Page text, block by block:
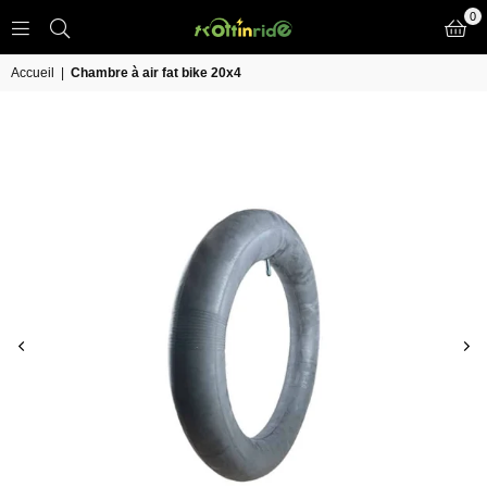
0
Accueil Chambre à air fat bike 20x4